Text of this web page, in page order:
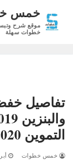
المحتوى
خمس
موقع شرح
خطوات سهلة
تفاصيل
التموين 2020
خمس خطوات أبريل